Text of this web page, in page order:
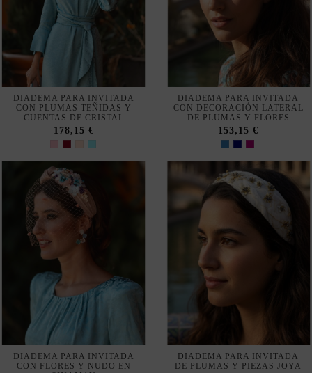
DIADEMA PARA INVITADA
CON PLUMAS TEÑIDAS Y
CUENTAS DE CRISTAL
178,15 €
DIADEMA PARA INVITADA
CON DECORACIÓN LATERAL
DE PLUMAS Y FLORES
153,15 €
DIADEMA PARA INVITADA
CON FLORES Y NUDO EN
SINAMAY
118,15 €
DIADEMA PARA INVITADA
DE PLUMAS Y PIEZAS JOYA